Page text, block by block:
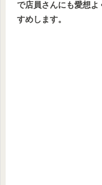
で店員さんにも愛想
すめします。